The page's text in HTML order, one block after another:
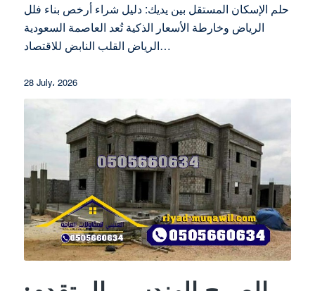
حلم الإسكان المستقل بين يديك: دليل شراء أرخص بناء فلل
الرياض وخارطة الأسعار الذكية تُعد العاصمة السعودية
الرياض القلب النابض للاقتصاد…
28 July، 2026